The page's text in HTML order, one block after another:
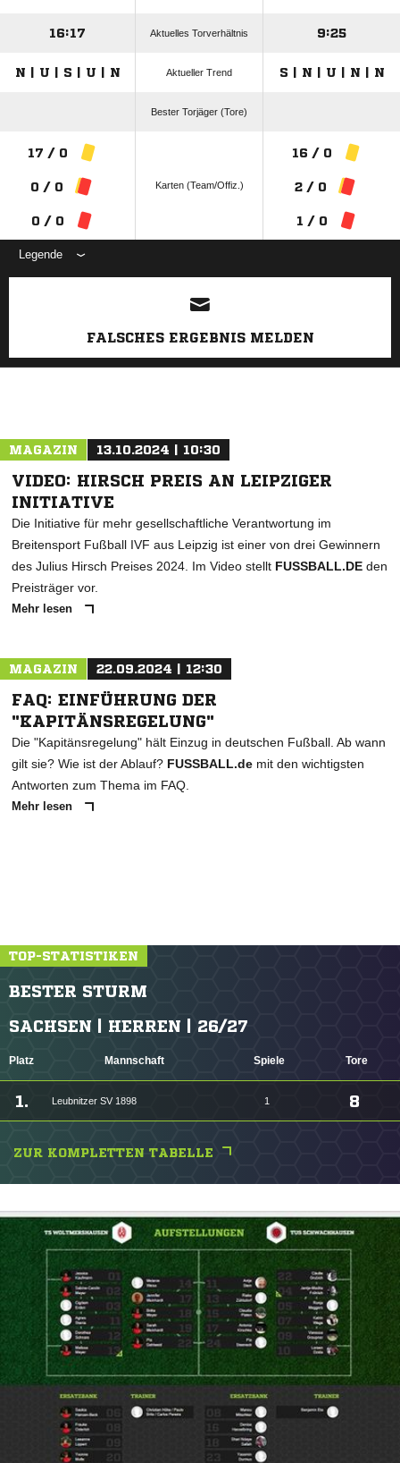
16:17 Aktuelles Torverhältnis 9:25
N | U | S | U | N Aktueller Trend S | N | U | N | N
Bester Torjäger (Tore)
17 / 0
0 / 0
0 / 0
Karten (Team/Offiz.)
16 / 0
2 / 0
1 / 0
Legende
ANZEIGE
FALSCHES ERGEBNIS MELDEN
MAGAZIN 13.10.2024 | 10:30
VIDEO: HIRSCH PREIS AN LEIPZIGER
INITIATIVE
Die Initiative für mehr gesellschaftliche Verantwortung im
Breitensport Fußball IVF aus Leipzig ist einer von drei Gewinnern
des Julius Hirsch Preises 2024. Im Video stellt FUSSBALL.DE den
Preisträger vor.
Mehr lesen
MAGAZIN 22.09.2024 | 12:30
FAQ: EINFÜHRUNG DER
"KAPITÄNSREGELUNG"
Die "Kapitänsregelung" hält Einzug in deutschen Fußball. Ab wann
gilt sie? Wie ist der Ablauf? FUSSBALL.de mit den wichtigsten
Antworten zum Thema im FAQ.
Mehr lesen
TOP-STATISTIKEN
BESTER STURM
SACHSEN | HERREN | 26/27
Platz Mannschaft Spiele Tore
1. Leubnitzer SV 1898 1 8
ZUR KOMPLETTEN TABELLE